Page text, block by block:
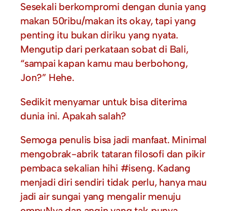
Sesekali berkompromi dengan dunia yang
makan 50ribu/makan its okay, tapi yang
penting itu bukan diriku yang nyata.
Mengutip dari perkataan sobat di Bali,
“sampai kapan kamu mau berbohong,
Jon?” Hehe.
Sedikit menyamar untuk bisa diterima
dunia ini. Apakah salah?
Semoga penulis bisa jadi manfaat. Minimal
mengobrak-abrik tataran filosofi dan pikir
pembaca sekalian hihi #iseng. Kadang
menjadi diri sendiri tidak perlu, hanya mau
jadi air sungai yang mengalir menuju